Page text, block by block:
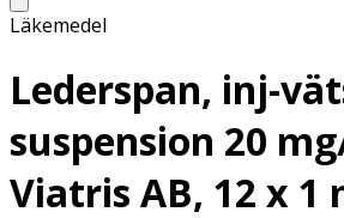
Läkemedel
Lederspan, inj-
suspension 20
Viatris AB, 12 x